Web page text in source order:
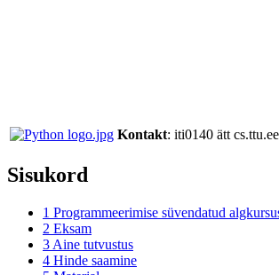
Kontakt: iti0140 ätt cs.ttu.ee
Sisukord
1 Programmeerimise süvendatud
2 Eksam
3 Aine tutvustus
4 Hinde saamine